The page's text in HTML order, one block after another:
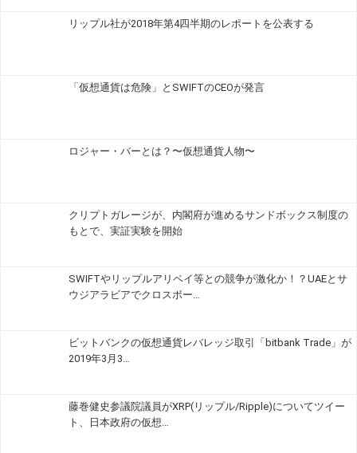
リップル社が2018年第4四半期のレポートを公表する
「仮想通貨は危険」とSWIFTのCEOが発言
ロジャー・バーとは？〜仮想通貨人物〜
クリプトガレージが、内閣府が進めるサンドボックス制度の
もとで、実証実験を開始
SWIFTやリップルアリペイ等との競争が激化か！？UAEとサ
ウジアラビアでクロスボー…
ビットバンクの仮想通貨レバレッジ取引「bitbank Trade」が
2019年3月3…
藤巻健史参議院議員がXRP(リップル/Ripple)についてツイー
ト、日本政府の仮想…